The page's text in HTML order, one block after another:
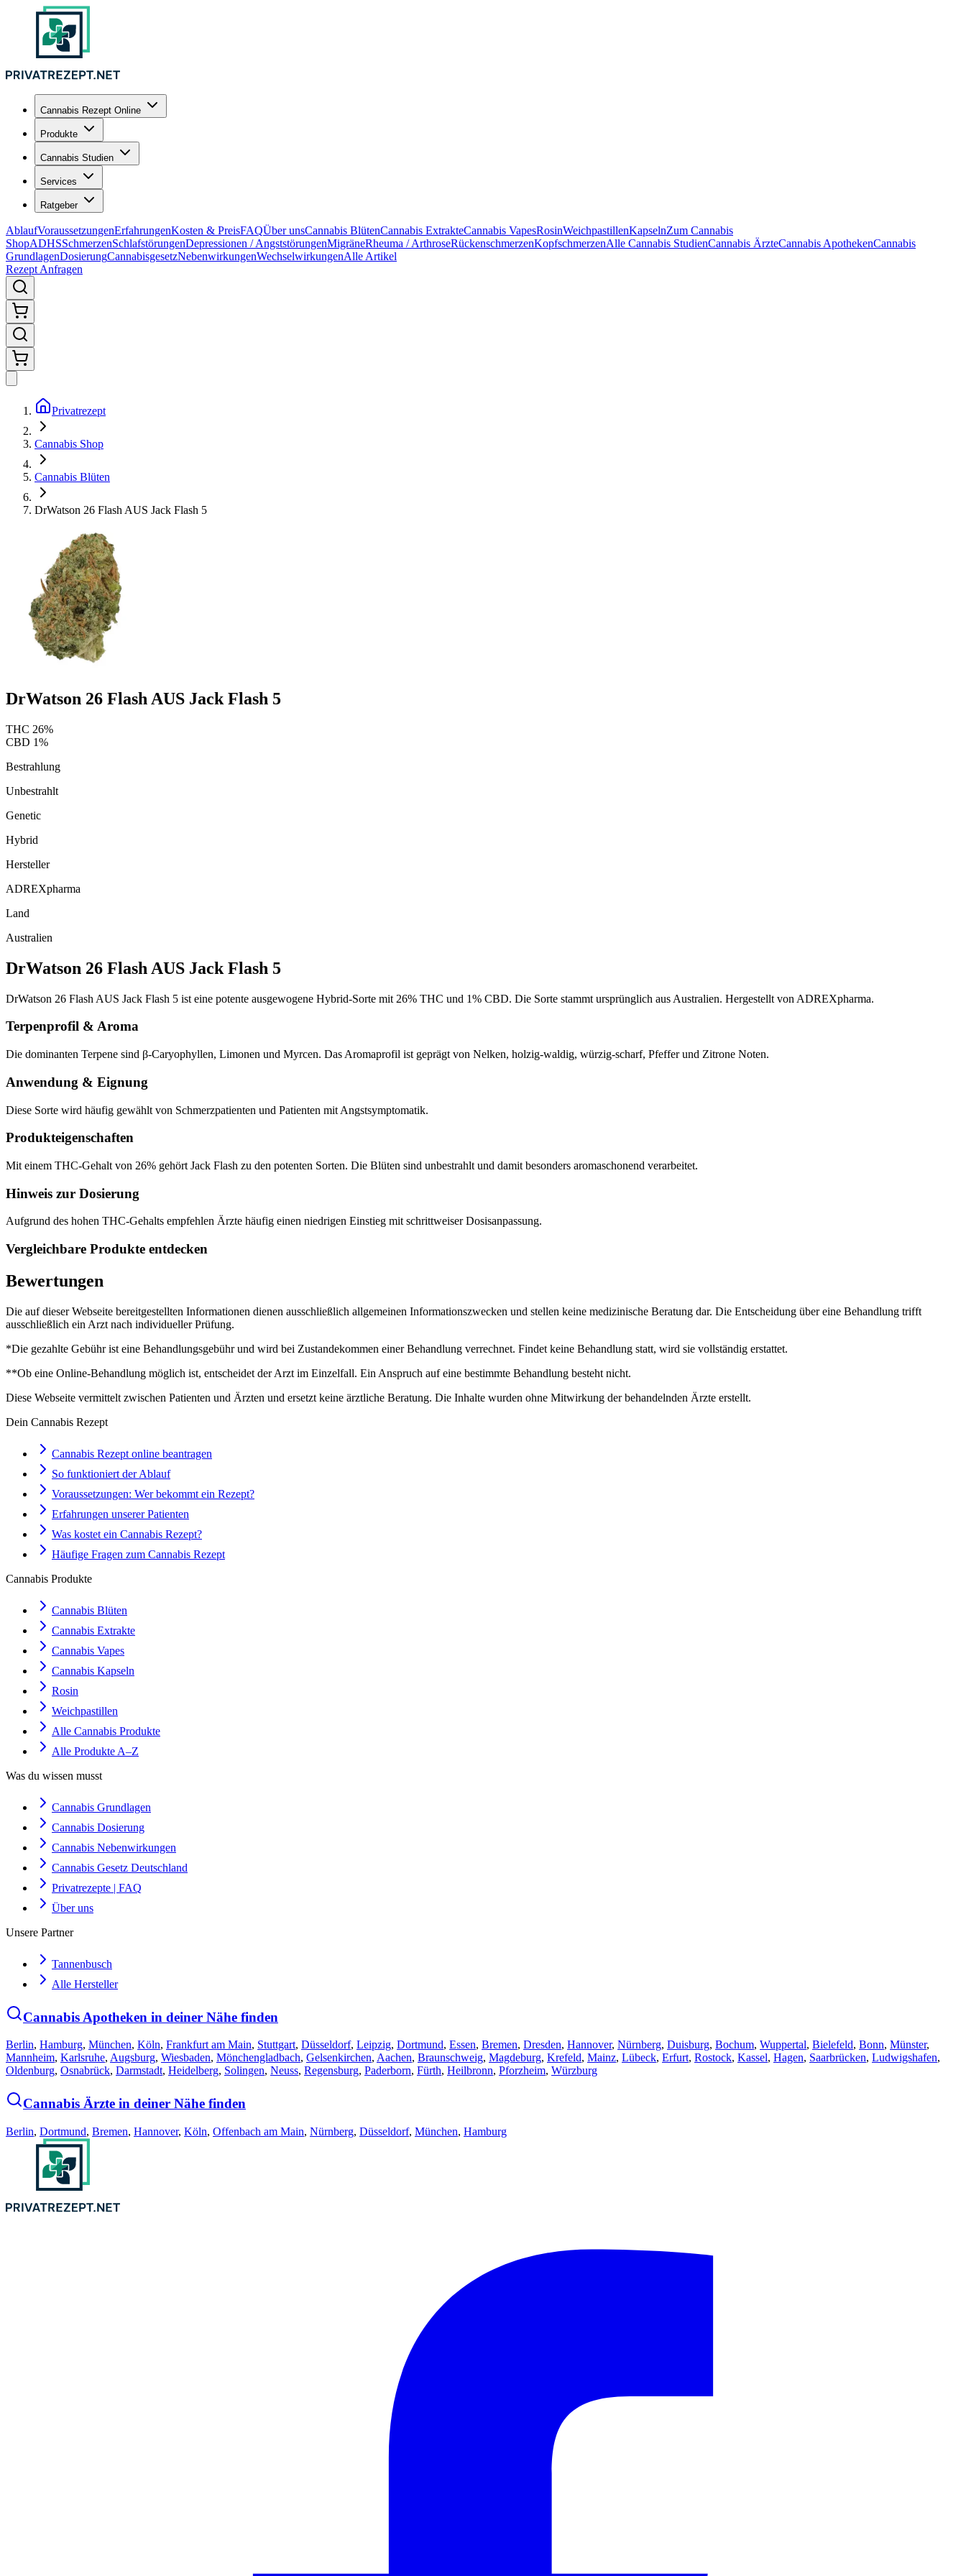
Cannabis Rezept Online
Produkte
Cannabis Studien
Services
Ratgeber
AblaufVoraussetzungenErfahrungenKosten & PreisFAQÜber unsCannabis BlütenCannabis ExtrakteCannabis VapesRosinWeichpastillenKapselnZum Cannabis
ShopADHSSchmerzenSchlafstörungenDepressionen / AngststörungenMigräneRheuma / ArthroseRückenschmerzenKopfschmerzenAlle Cannabis StudienCannabis ÄrzteCannabis ApothekenCannabis
GrundlagenDosierungCannabisgesetzNebenwirkungenWechselwirkungenAlle Artikel
Rezept Anfragen
Privatrezept
Cannabis Shop
Cannabis Blüten
DrWatson 26 Flash AUS Jack Flash 5
DrWatson 26 Flash AUS Jack Flash 5
THC 26%
CBD 1%
Bestrahlung
Unbestrahlt
Genetic
Hybrid
Hersteller
ADREXpharma
Land
Australien
DrWatson 26 Flash AUS Jack Flash 5
DrWatson 26 Flash AUS Jack Flash 5 ist eine potente ausgewogene Hybrid-Sorte mit 26% THC und 1% CBD. Die Sorte stammt ursprünglich aus Australien. Hergestellt von ADREXpharma.
Terpenprofil & Aroma
Die dominanten Terpene sind β-Caryophyllen, Limonen und Myrcen. Das Aromaprofil ist geprägt von Nelken, holzig-waldig, würzig-scharf, Pfeffer und Zitrone Noten.
Anwendung & Eignung
Diese Sorte wird häufig gewählt von Schmerzpatienten und Patienten mit Angstsymptomatik.
Produkteigenschaften
Mit einem THC-Gehalt von 26% gehört Jack Flash zu den potenten Sorten. Die Blüten sind unbestrahlt und damit besonders aromaschonend verarbeitet.
Hinweis zur Dosierung
Aufgrund des hohen THC-Gehalts empfehlen Ärzte häufig einen niedrigen Einstieg mit schrittweiser Dosisanpassung.
Vergleichbare Produkte entdecken
Bewertungen
Die auf dieser Webseite bereitgestellten Informationen dienen ausschließlich allgemeinen Informationszwecken und stellen keine medizinische Beratung dar. Die Entscheidung über eine Behandlung trifft
ausschließlich ein Arzt nach individueller Prüfung.
*Die gezahlte Gebühr ist eine Behandlungsgebühr und wird bei Zustandekommen einer Behandlung verrechnet. Findet keine Behandlung statt, wird sie vollständig erstattet.
**Ob eine Online-Behandlung möglich ist, entscheidet der Arzt im Einzelfall. Ein Anspruch auf eine bestimmte Behandlung besteht nicht.
Diese Webseite vermittelt zwischen Patienten und Ärzten und ersetzt keine ärztliche Beratung. Die Inhalte wurden ohne Mitwirkung der behandelnden Ärzte erstellt.
Dein Cannabis Rezept
Cannabis Rezept online beantragen
So funktioniert der Ablauf
Voraussetzungen: Wer bekommt ein Rezept?
Erfahrungen unserer Patienten
Was kostet ein Cannabis Rezept?
Häufige Fragen zum Cannabis Rezept
Cannabis Produkte
Cannabis Blüten
Cannabis Extrakte
Cannabis Vapes
Cannabis Kapseln
Rosin
Weichpastillen
Alle Cannabis Produkte
Alle Produkte A–Z
Was du wissen musst
Cannabis Grundlagen
Cannabis Dosierung
Cannabis Nebenwirkungen
Cannabis Gesetz Deutschland
Privatrezepte | FAQ
Über uns
Unsere Partner
Tannenbusch
Alle Hersteller
Cannabis Apotheken in deiner Nähe finden
Berlin, Hamburg, München, Köln, Frankfurt am Main, Stuttgart, Düsseldorf, Leipzig, Dortmund, Essen, Bremen, Dresden, Hannover, Nürnberg, Duisburg, Bochum, Wuppertal, Bielefeld, Bonn, Münster,
Mannheim, Karlsruhe, Augsburg, Wiesbaden, Mönchengladbach, Gelsenkirchen, Aachen, Braunschweig, Magdeburg, Krefeld, Mainz, Lübeck, Erfurt, Rostock, Kassel, Hagen, Saarbrücken, Ludwigshafen,
Oldenburg, Osnabrück, Darmstadt, Heidelberg, Solingen, Neuss, Regensburg, Paderborn, Fürth, Heilbronn, Pforzheim, Würzburg
Cannabis Ärzte in deiner Nähe finden
Berlin, Dortmund, Bremen, Hannover, Köln, Offenbach am Main, Nürnberg, Düsseldorf, München, Hamburg